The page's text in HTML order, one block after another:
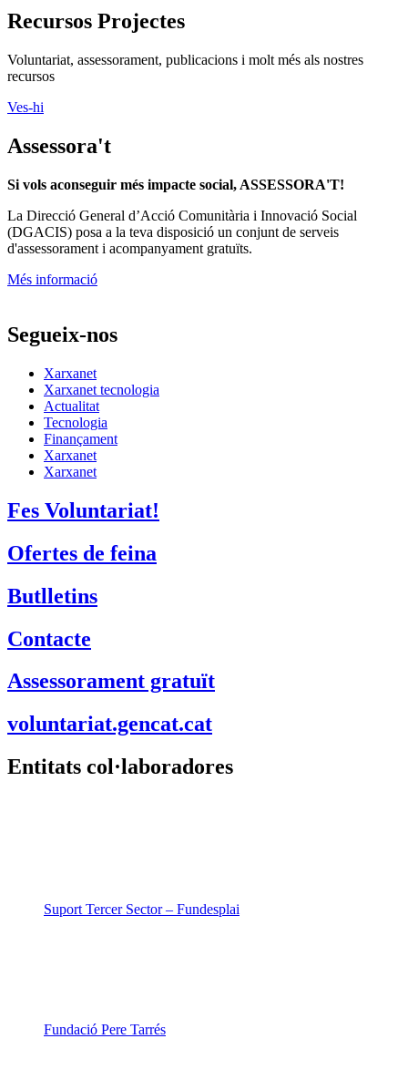
Recursos Projectes
Voluntariat, assessorament, publicacions i molt més als nostres
recursos
Ves-hi
Assessora't
Si vols aconseguir més impacte social, ASSESSORA'T!
La Direcció General d’Acció Comunitària i Innovació Social
(DGACIS) posa a la teva disposició un conjunt de serveis
d'assessorament i acompanyament gratuïts.
Més informació
Segueix-nos
Xarxanet
Xarxanet tecnologia
Actualitat
Tecnologia
Finançament
Xarxanet
Xarxanet
Fes Voluntariat!
Ofertes de feina
Butlletins
Contacte
Assessorament gratuït
voluntariat.gencat.cat
Entitats col·laboradores
Suport Tercer Sector – Fundesplai
Fundació Pere Tarrés